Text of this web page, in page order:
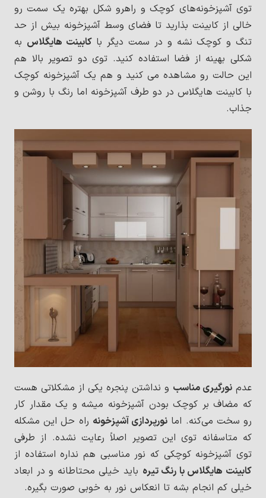
توی آشپزخونه‌های کوچک و راهرو شکل بهتره یک سمت رو
خالی از کابینت بذارید تا فضای وسط آشپزخونه بیش از حد
تنگ و کوچک نشه و در سمت دیگر باکابینت هایگلاس به
شکلی بهینه از فضا استفاده کنید. توی دو تصویر بالا هم
این حالت رو مشاهده می کنید و هم یک آشپزخونه کوچک
با کابینت هایگلاس در دو طرف آشپزخونه اما رنگ با روشن و
جذاب.
عدم نورگیری مناسب و نداشتن پنجره یکی از مشکلاتی هست
که مضاف بر کوچک بودن آشپزخونه میشه و یک مقدار کار
رو سخت می‌کنه. اما نورپردازی آشپزخونه راه حل این مشکله
که متاسفانه توی این تصویر اصلاً رعایت نشده. از طرفی
توی آشپزخونه کوچکی که نور مناسبی هم نداره استفاده از
کابینت هایگلاس با رنگ تیره باید خیلی محتاطانه و در ابعاد
خیلی کم انجام بشه تا انعکاس نور به خوبی صورت بگیره.